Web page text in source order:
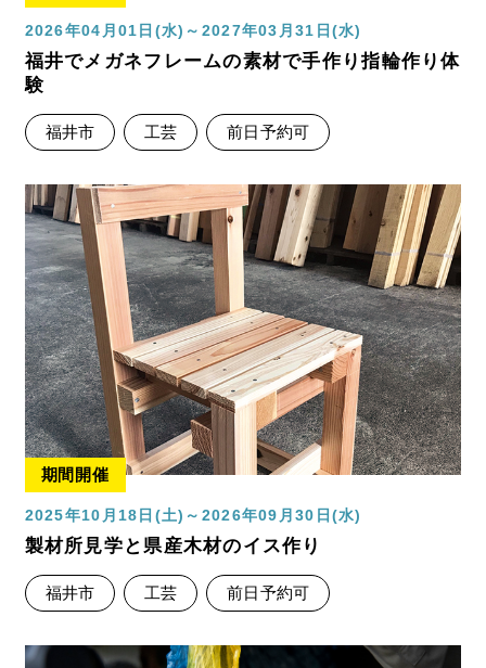
2026年04月01日(水)～2027年03月31日(水)
福井でメガネフレームの素材で手作り指輪作り体
験
福井市 工芸 前日予約可
期間開催
2025年10月18日(土)～2026年09月30日(水)
製材所見学と県産木材のイス作り
福井市 工芸 前日予約可